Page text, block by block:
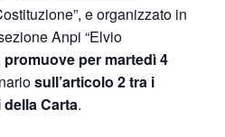
e organizzato in
Anpi “Elvio
promuove per martedì 4
sull’articolo 2 tra i
Carta.